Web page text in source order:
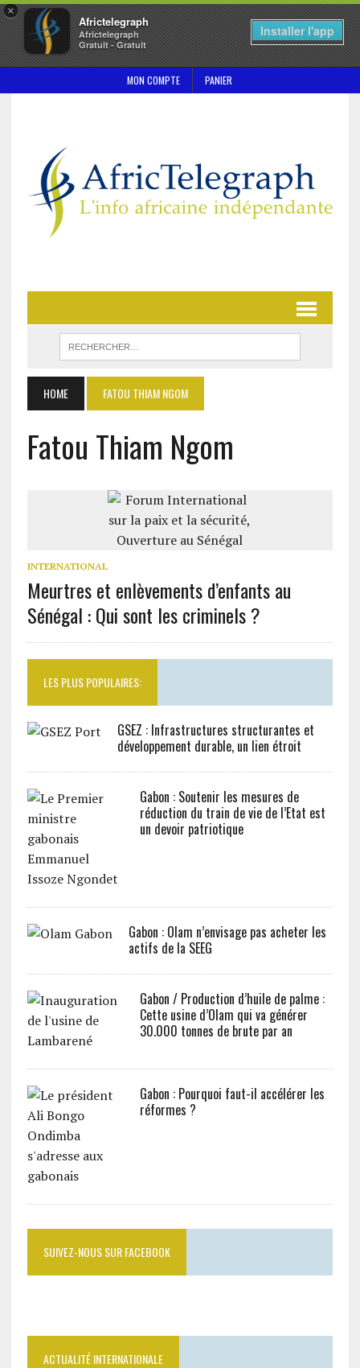
×
Africtelegraph
Africtelegraph
Gratuit - Gratuit
Installer l'app
MON COMPTE PANIER
HOME FATOU THIAM NGOM
Fatou Thiam Ngom
INTERNATIONAL
Meurtres et enlèvements d’enfants au
Sénégal : Qui sont les criminels ?
LES PLUS POPULAIRES:
GSEZ : Infrastructures structurantes et
développement durable, un lien étroit
Gabon : Soutenir les mesures de
réduction du train de vie de l’Etat est
un devoir patriotique
Gabon : Olam n’envisage pas acheter les
actifs de la SEEG
Gabon / Production d’huile de palme :
Cette usine d’Olam qui va générer
30.000 tonnes de brute par an
Gabon : Pourquoi faut-il accélérer les
réformes ?
SUIVEZ-NOUS SUR FACEBOOK
ACTUALITÉ INTERNATIONALE